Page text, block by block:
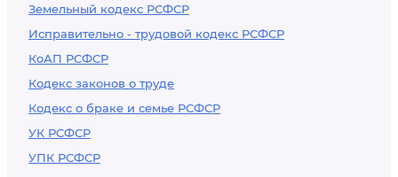
Земельный кодекс РСФСР
Исправительно - трудовой кодекс РСФСР
КоАП РСФСР
Кодекс законов о труде
Кодекс о браке и семье РСФСР
УК РСФСР
УПК РСФСР